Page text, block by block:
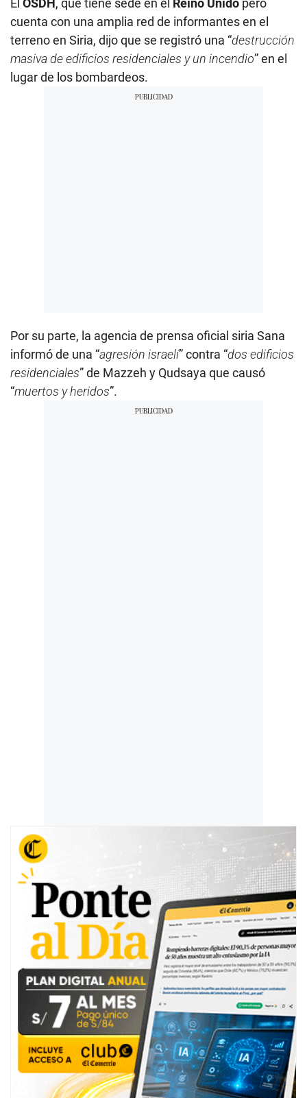
El OSDH , que tiene sede en el Reino Unido pero
cuenta con una amplia red de informantes en el
terreno en Siria, dijo que se registró una “destrucción
masiva de edificios residenciales y un incendio” en el
lugar de los bombardeos.
Por su parte, la agencia de prensa oficial siria Sana
informó de una “agresión israelí” contra “dos edificios
residenciales” de Mazzeh y Qudsaya que causó
“muertos y heridos”.